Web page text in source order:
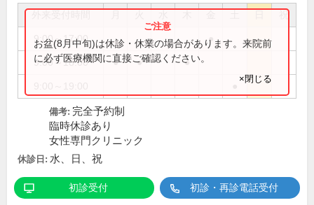
祝
9:00～17:00 ●
9:00～18:00 ● ● ●
お盆(8月中旬)は休診・休業の場合があります。来院前
に必ず医療機関に直接ご確認ください。
×閉じる
備考: 完全予約制
臨時休診あり
女性専門クリニック
休診日: 水、日、祝
初診受付 初診・再診電話受付